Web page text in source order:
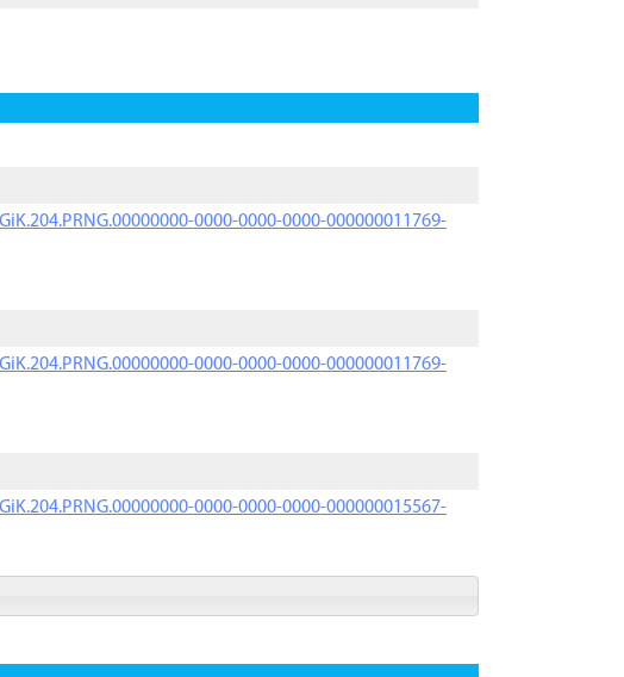
0000-0000-0000-000000011769-
0000-0000-0000-000000011769-
0000-0000-0000-000000015567-